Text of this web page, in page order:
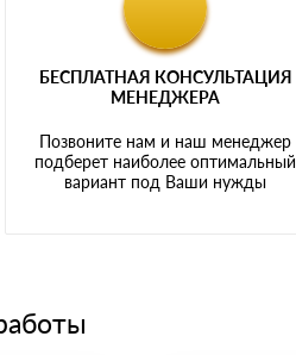
БЕСПЛАТНАЯ КОНСУЛЬТАЦИЯ
МЕНЕДЖЕРА
Позвоните нам и наш менеджер
подберет наиболее оптимальный
вариант под Ваши нужды